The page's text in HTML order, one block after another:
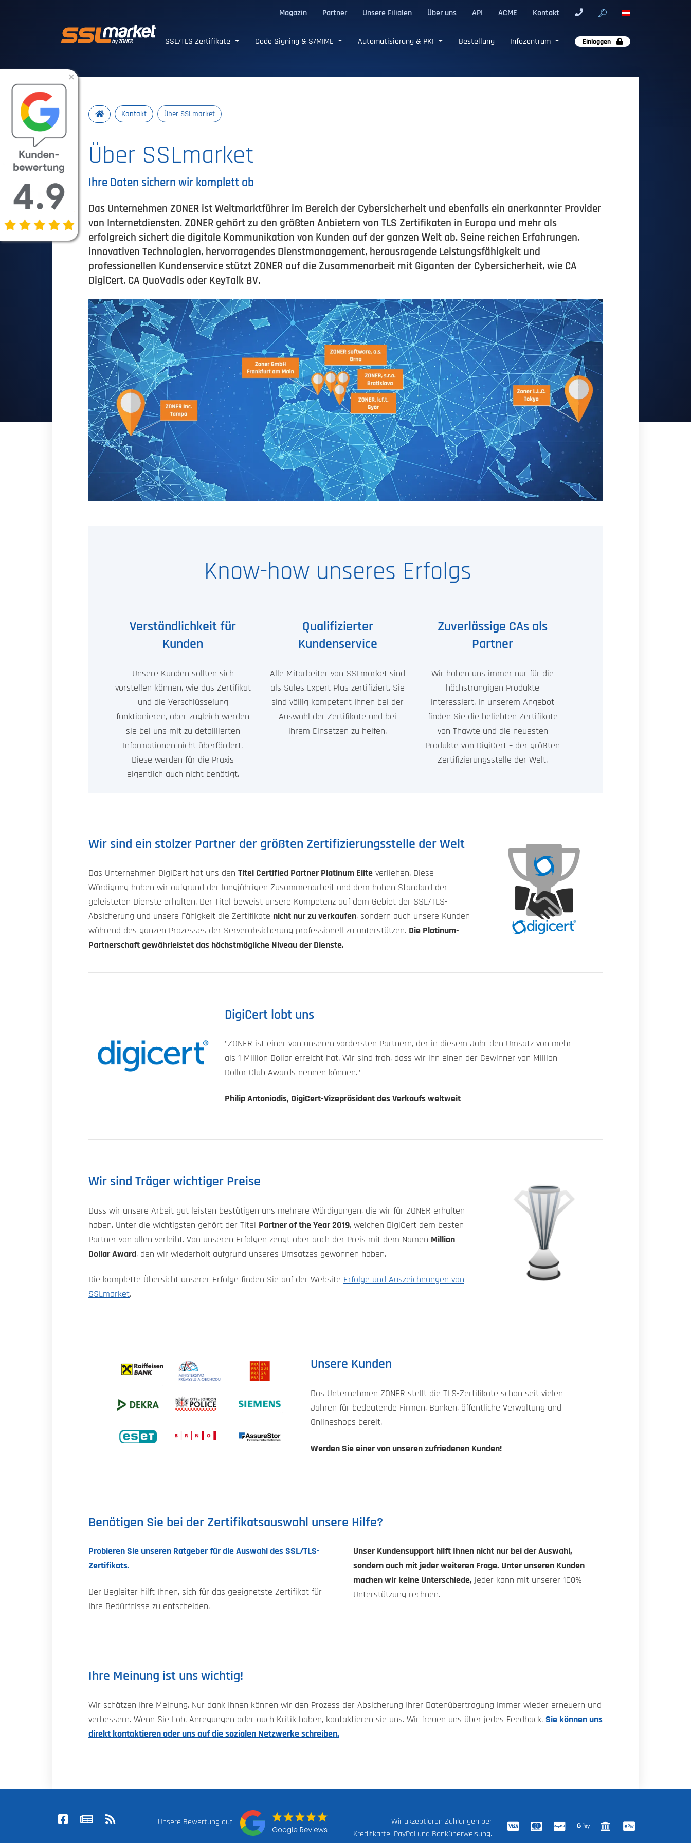
Magazin Partner Unsere Filialen Über uns API ACME Kontakt
SSL/TLS Zertifikate Code Signing & S/MIME Automatisierung & PKI Bestellung Infozentrum Einloggen
Kontakt Über SSLmarket
Über SSLmarket
Ihre Daten sichern wir komplett ab
Das Unternehmen ZONER ist Weltmarktführer im Bereich der Cybersicherheit und ebenfalls ein anerkannter Provider
von Internetdiensten. ZONER gehört zu den größten Anbietern von TLS Zertifikaten in Europa und mehr als
erfolgreich sichert die digitale Kommunikation von Kunden auf der ganzen Welt ab. Seine reichen Erfahrungen,
innovativen Technologien, hervorragendes Dienstmanagement, herausragende Leistungsfähigkeit und
professionellen Kundenservice stützt ZONER auf die Zusammenarbeit mit Giganten der Cybersicherheit, wie CA
DigiCert, CA QuoVadis oder KeyTalk BV.
Know-how unseres Erfolgs
Verständlichkeit für
Kunden
Unsere Kunden sollten sich
vorstellen können, wie das Zertifikat
und die Verschlüsselung
funktionieren, aber zugleich werden
sie bei uns mit zu detaillierten
Informationen nicht überfördert.
Diese werden für die Praxis
eigentlich auch nicht benötigt.
Qualifizierter
Kundenservice
Alle Mitarbeiter von SSLmarket sind
als Sales Expert Plus zertifiziert. Sie
sind völlig kompetent Ihnen bei der
Auswahl der Zertifikate und bei
ihrem Einsetzen zu helfen.
Zuverlässige CAs als
Partner
Wir haben uns immer nur für die
höchstrangigen Produkte
interessiert. In unserem Angebot
finden Sie die beliebten Zertifikate
von Thawte und die neuesten
Produkte von DigiCert – der größten
Zertifizierungsstelle der Welt.
Wir sind ein stolzer Partner der größten Zertifizierungsstelle der Welt
Das Unternehmen DigiCert hat uns den Titel Certified Partner Platinum Elite verliehen. Diese
Würdigung haben wir aufgrund der langjährigen Zusammenarbeit und dem hohen Standard der
geleisteten Dienste erhalten. Der Titel beweist unsere Kompetenz auf dem Gebiet der SSL/TLS-
Absicherung und unsere Fähigkeit die Zertifikate nicht nur zu verkaufen, sondern auch unsere Kunden
während des ganzen Prozesses der Serverabsicherung professionell zu unterstützen. Die Platinum-
Partnerschaft gewährleistet das höchstmögliche Niveau der Dienste.
DigiCert lobt uns
"ZONER ist einer von unseren vordersten Partnern, der in diesem Jahr den Umsatz von mehr
als 1 Million Dollar erreicht hat. Wir sind froh, dass wir ihn einen der Gewinner von Million
Dollar Club Awards nennen können."
Philip Antoniadis, DigiCert-Vizepräsident des Verkaufs weltweit
Wir sind Träger wichtiger Preise
Dass wir unsere Arbeit gut leisten bestätigen uns mehrere Würdigungen, die wir für ZONER erhalten
haben. Unter die wichtigsten gehört der Titel Partner of the Year 2019, welchen DigiCert dem besten
Partner von allen verleiht. Von unseren Erfolgen zeugt aber auch der Preis mit dem Namen Million
Dollar Award, den wir wiederholt aufgrund unseres Umsatzes gewonnen haben.
Die komplette Übersicht unserer Erfolge finden Sie auf der Website Erfolge und Auszeichnungen von
SSLmarket.
Unsere Kunden
Das Unternehmen ZONER stellt die TLS-Zertifikate schon seit vielen
Jahren für bedeutende Firmen, Banken, öffentliche Verwaltung und
Onlineshops bereit.
Werden Sie einer von unseren zufriedenen Kunden!
Benötigen Sie bei der Zertifikatsauswahl unsere Hilfe?
Probieren Sie unseren Ratgeber für die Auswahl des SSL/TLS-
Zertifikats.
Der Begleiter hilft Ihnen, sich für das geeignetste Zertifikat für
Ihre Bedürfnisse zu entscheiden.
Unser Kundensupport hilft Ihnen nicht nur bei der Auswahl,
sondern auch mit jeder weiteren Frage. Unter unseren Kunden
machen wir keine Unterschiede, jeder kann mit unserer 100%
Unterstützung rechnen.
Ihre Meinung ist uns wichtig!
Wir schätzen Ihre Meinung. Nur dank Ihnen können wir den Prozess der Absicherung Ihrer Datenübertragung immer wieder erneuern und
verbessern. Wenn Sie Lob, Anregungen oder auch Kritik haben, kontaktieren sie uns. Wir freuen uns über jedes Feedback. Sie können uns
direkt kontaktieren oder uns auf die sozialen Netzwerke schreiben.
Unsere Bewertung auf:
Wir akzeptieren Zahlungen per
Kreditkarte, PayPal und Banküberweisung.
×